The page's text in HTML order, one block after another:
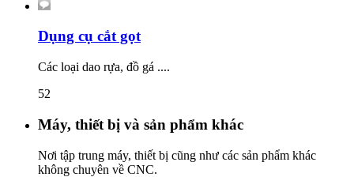
Dụng cụ cắt gọt
Các loại dao rựa, đồ gá ....
52
Máy, thiết bị và sản phẩm khác
Nơi tập trung máy, thiết bị cũng như các sản phẩm khác
không chuyên về CNC.